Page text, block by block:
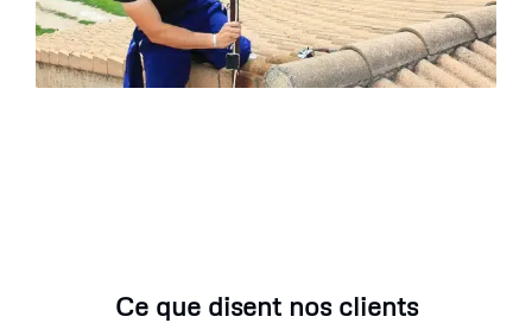
Ce que disent nos clients